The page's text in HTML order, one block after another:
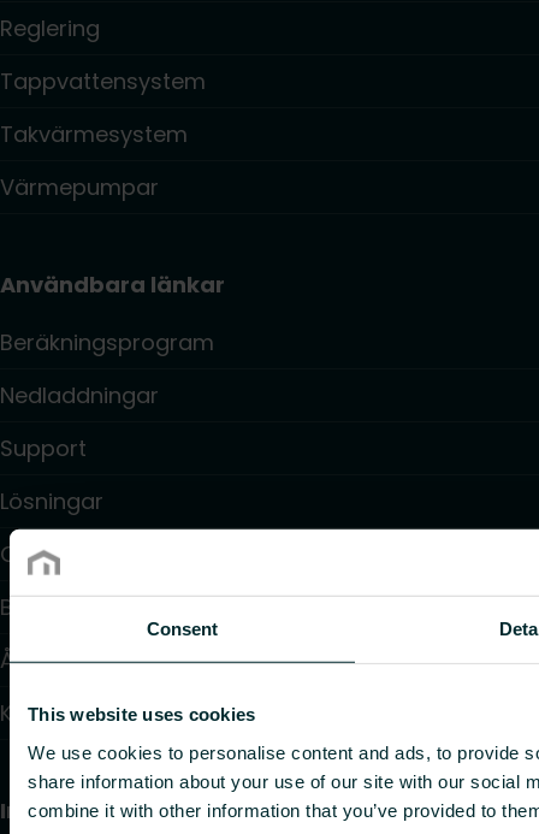
Consent
This website uses cookies
We use cookies to personalise content and ads, to provide
share information about your use of our site with our social
combine it with other information that you’ve provided to
Reglering
Tappvattensystem
Takvärmesystem
Värmepumpar
Användbara länkar
Beräkningsprogram
Nedladdningar
Support
Lösningar
Om oss
Blogg: Inspiration och insikter
Återförsäljare
Kontakt
Information